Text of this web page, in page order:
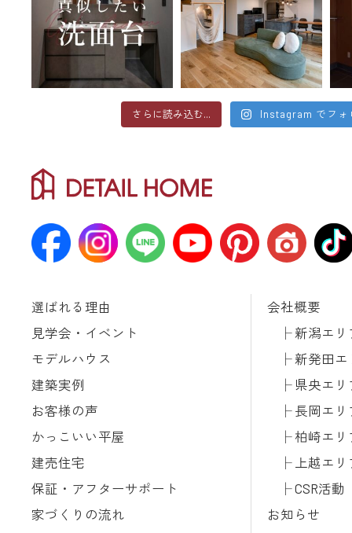
さらに読み込む... Instagram でフォ
選ばれる理由
見学会・イベント
モデルハウス
建築実例
お客様の声
かっこいい平屋
建売住宅
保証・アフターサポート
家づくりの流れ
会社概要
新潟エリ
新発田エ
県央エリ
長岡エリ
柏崎エリ
上越エリ
CSR活動
お知らせ